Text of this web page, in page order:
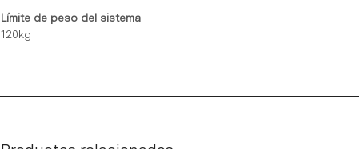
Límite de peso del sistema
120kg